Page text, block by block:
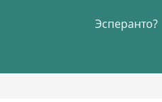
Эсперанто?